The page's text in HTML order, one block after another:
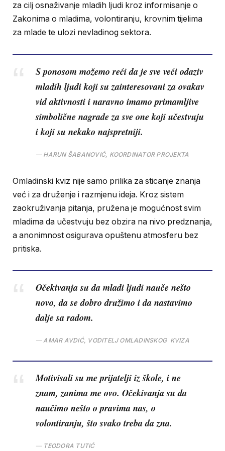
za cilj osnaživanje mladih ljudi kroz informisanje o
Zakonima o mladima, volontiranju, krovnim tijelima
za mlade te ulozi nevladinog sektora.
S ponosom možemo reći da je sve veći odaziv
mladih ljudi koji su zainteresovani za ovakav
vid aktivnosti i naravno imamo primamljive
simbolične nagrade za sve one koji učestvuju
i koji su nekako najspretniji.
HARUN ŠABANOVIĆ, KOORDINATOR PROJEKTA
Omladinski kviz nije samo prilika za sticanje znanja
već i za druženje i razmjenu ideja. Kroz sistem
zaokruživanja pitanja, pružena je mogućnost svim
mladima da učestvuju bez obzira na nivo predznanja,
a anonimnost osigurava opuštenu atmosferu bez
pritiska.
Očekivanja su da mladi ljudi nauče nešto
novo, da se dobro družimo i da nastavimo
dalje sa radom.
AMAR AVDIĆ, VODITELJ OMLADINSKOG KVIZA
Motivisali su me prijatelji iz škole, i ne
znam, zanima me ovo. Očekivanja su da
naučimo nešto o pravima nas, o
volontiranju, što svako treba da zna.
TEODORA TUTIĆ